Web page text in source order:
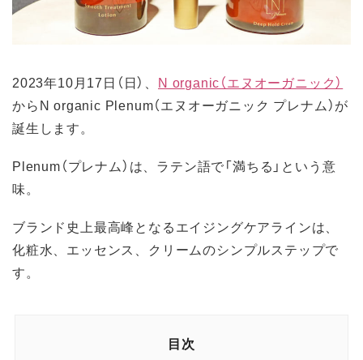
2023年10月17日（日）、 N organic（エヌオーガニック）
からN organic Plenum（エヌオーガニック プレナム）が
誕生します。
Plenum（プレナム）は、ラテン語で「満ちる」という意
味。
ブランド史上最高峰となるエイジングケアラインは、
化粧水、エッセンス、クリームのシンプルステップで
す。
目次